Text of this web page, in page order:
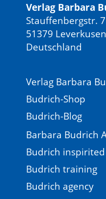
Verlag Barbara
Stauffenbergstr. 7
51379 Leverkusen
Deutschland
Verlag Barbara
Budrich-Shop
Budrich-Blog
Barbara Budrich
Budrich inspirited
Budrich training
Budrich agency